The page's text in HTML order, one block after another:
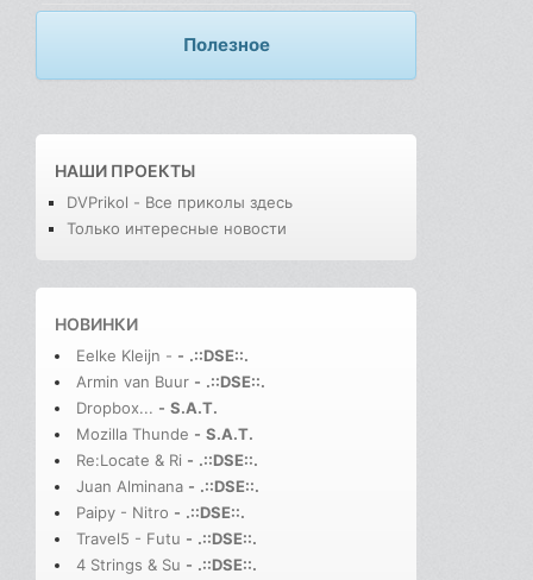
Полезное
НАШИ ПРОЕКТЫ
DVPrikol - Все приколы здесь
Только интересные новости
НОВИНКИ
Eelke Kleijn - - .::DSE::.
Armin van Buur - .::DSE::.
Dropbox... - S.A.T.
Mozilla Thunde - S.A.T.
Re:Locate & Ri - .::DSE::.
Juan Alminana - .::DSE::.
Paipy - Nitro - .::DSE::.
Travel5 - Futu - .::DSE::.
4 Strings & Su - .::DSE::.